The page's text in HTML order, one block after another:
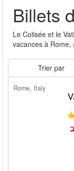
Billets
Le Colisée et le
vacances à Rome,
Trier par
Rome, Italy